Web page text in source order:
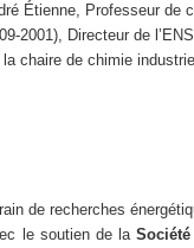
Étienne, Professeur
2001), Directeur de
la chaire de chimie
de recherches
le soutien de la